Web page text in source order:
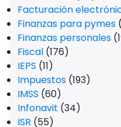
Facturación
Finanzas para pymes
Finanzas personales
Fiscal (176)
IEPS (11)
Impuestos (193)
IMSS (60)
Infonavit (34)
ISR (55)